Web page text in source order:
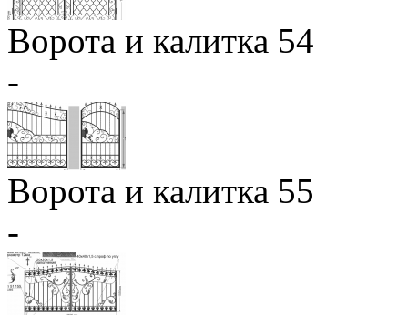
Ворота и калитка 54
-
Ворота и калитка 55
-